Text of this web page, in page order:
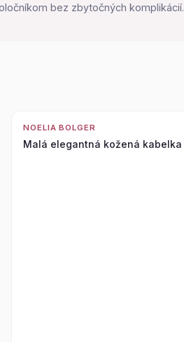
bez zbytočných komplikácií.
NOELIA BOLGER
Malá elegantná kožená kabelka